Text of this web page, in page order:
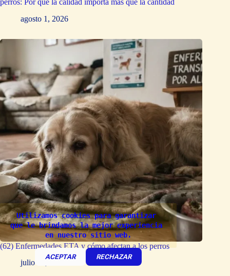
Utilizamos cookies para garantizar
que le brindamos la mejor experiencia
en nuestro sitio web.
ACEPTAR RECHAZAR
perros: Por qué la calidad importa más que la cantidad
agosto 1, 2026
(62) Enfermedades ETA y cómo afectan a los perros
julio 30, 2026